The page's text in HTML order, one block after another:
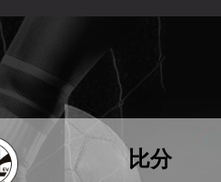
比分